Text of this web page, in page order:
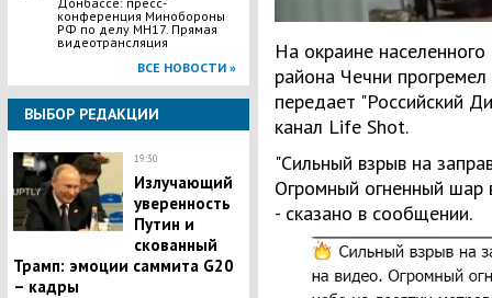
конференция Минобороны
РФ по делу МН17. Прямая
видеотрансляция
ВСЕ НОВОСТИ »
ВЫБОР РЕДАКЦИИ
19:30
Излучающий
уверенность
Путин и
скованный
Трамп: эмоции саммита G20
– кадры
На окраине
района Чечни прогремел
передает "Российский
канал Life Shot.
"Сильный взрыв на
Огромный огненный шар
- сказано в сообщении.